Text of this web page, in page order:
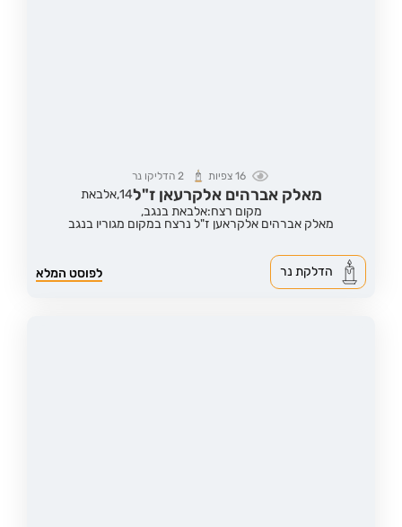
16צפיות 2 הדליקו נר
מאלק אברהים אלקרעאן ז"ל14,אלבאת
מקום רצח:אלבאת בנגב,
מאלק אברהים אלקראען ז"ל נרצח במקום מגוריו בנגב
לפוסט המלא הדלקת נר